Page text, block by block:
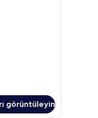
görüntüleyin